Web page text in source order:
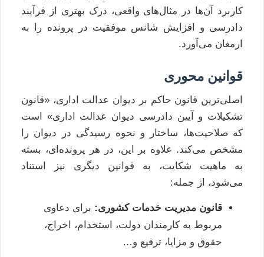
کاربرد آن‌ها در مثال‌های واقعی، درک بهتری از فرآیند
دادرسی و افزایش شانس موفقیت در پرونده را به
ارمغان می‌آورد.
قوانین محوری
اصلی‌ترین قانون حاکم بر دیوان عدالت اداری، «قانون
تشکیلات و آیین دادرسی دیوان عدالت اداری» است
که صلاحیت‌ها، ساختار و نحوه رسیدگی در دیوان را
مشخص می‌کند. علاوه بر این، در هر پرونده‌ای، بسته
به ماهیت شکایت، به قوانین دیگری نیز استناد
می‌شود، از جمله:
قانون مدیریت خدمات کشوری: برای دعاوی
مربوط به کارمندان دولت، استخدام، اخراج،
حقوق و مزایا، ترفیع و…